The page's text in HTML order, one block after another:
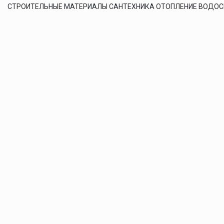
СТРОИТЕЛЬНЫЕ МАТЕРИАЛЫ САНТЕХНИКА ОТОПЛЕНИЕ